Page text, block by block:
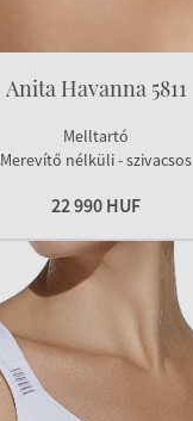
Anita Havanna 5811
Melltartó
Merevítő nélküli - szivacsos
22 990 HUF